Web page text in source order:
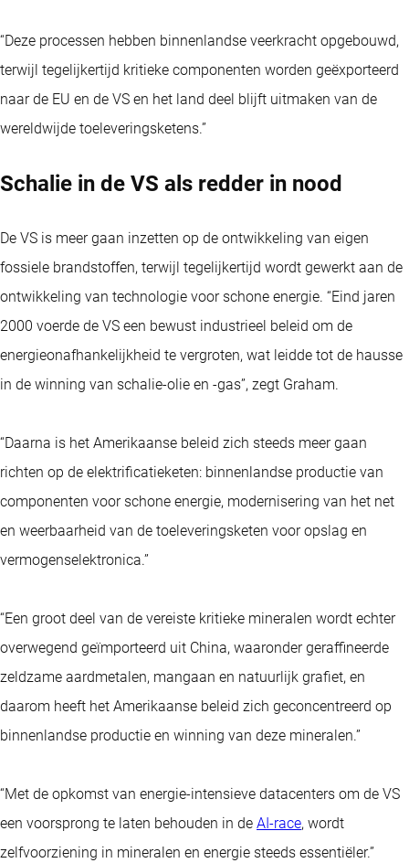
“Deze processen hebben binnenlandse veerkracht opgebouwd,
terwijl tegelijkertijd kritieke componenten worden geëxporteerd
naar de EU en de VS en het land deel blijft uitmaken van de
wereldwijde toeleveringsketens.”
Schalie in de VS als redder in nood
De VS is meer gaan inzetten op de ontwikkeling van eigen
fossiele brandstoffen, terwijl tegelijkertijd wordt gewerkt aan de
ontwikkeling van technologie voor schone energie. “Eind jaren
2000 voerde de VS een bewust industrieel beleid om de
energieonafhankelijkheid te vergroten, wat leidde tot de hausse
in de winning van schalie-olie en -gas”, zegt Graham.
“Daarna is het Amerikaanse beleid zich steeds meer gaan
richten op de elektrificatieketen: binnenlandse productie van
componenten voor schone energie, modernisering van het net
en weerbaarheid van de toeleveringsketen voor opslag en
vermogenselektronica.”
“Een groot deel van de vereiste kritieke mineralen wordt echter
overwegend geïmporteerd uit China, waaronder geraffineerde
zeldzame aardmetalen, mangaan en natuurlijk grafiet, en
daarom heeft het Amerikaanse beleid zich geconcentreerd op
binnenlandse productie en winning van deze mineralen.”
“Met de opkomst van energie-intensieve datacenters om de VS
een voorsprong te laten behouden in de AI-race, wordt
zelfvoorziening in mineralen en energie steeds essentiëler.”